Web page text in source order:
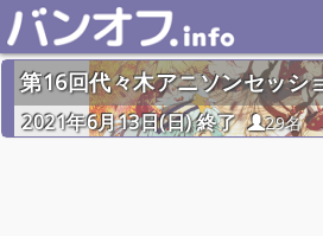
第16回代々木アニソンセッ
2021年6月13日(日) 終了
29名